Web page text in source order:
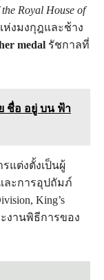
Royal House of
ห่งมงกุฎและช้าง
medal รัชกาลที่
ชื่อ อยู่ บน ฟ้า
แต่งตั้งเป็นผู้
ละการอุปถัมภ์
King’s
งานพิธีการของ